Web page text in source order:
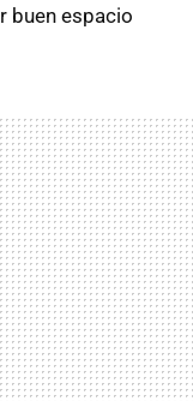
buen espacio